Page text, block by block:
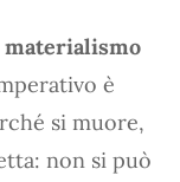
materialismo
è
si muore,
non si può